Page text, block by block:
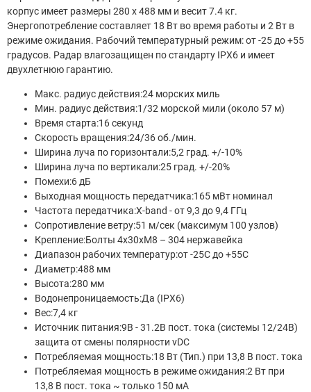
корпус имеет размеры 280 x 488 мм и весит 7.4 кг.
Энергопотребление составляет 18 Вт во время работы и 2 Вт в
режиме ожидания. Рабочий температурный режим: от -25 до +55
градусов. Радар влагозащищен по стандарту IPX6 и имеет
двухлетнюю гарантию.
Макс. радиус действия:24 морских миль
Мин. радиус действия:1/32 морской мили (около 57 м)
Время старта:16 секунд
Скорость вращения:24/36 об./мин.
Ширина луча по горизонтали:5,2 град. +/-10%
Ширина луча по вертикали:25 град. +/-20%
Помехи:6 дБ
Выходная мощность передатчика:165 мВт номинал
Частота передатчика:X-band - от 9,3 до 9,4 ГГц
Сопротивление ветру:51 м/сек (максимум 100 узлов)
Крепление:Болты 4x30xM8 – 304 нержавейка
Диапазон рабочих температур:от -25С до +55C
Диаметр:488 мм
Высота:280 мм
Водонепроницаемость:Да (IPX6)
Вес:7,4 кг
Источник питания:9В - 31.2В пост. тока (системы 12/24В)
защита от смены полярности vDC
Потребляемая мощность:18 Вт (Тип.) при 13,8 В пост. тока
Потребляемая мощность в режиме ожидания:2 Вт при
13,8 В пост. тока ~ только 150 мА